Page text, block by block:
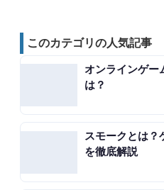
このカテゴリの人気記事
オンラインゲー
は？
スモークとは？
を徹底解説